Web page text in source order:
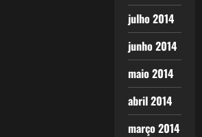
julho 2014
junho 2014
maio 2014
abril 2014
março 2014